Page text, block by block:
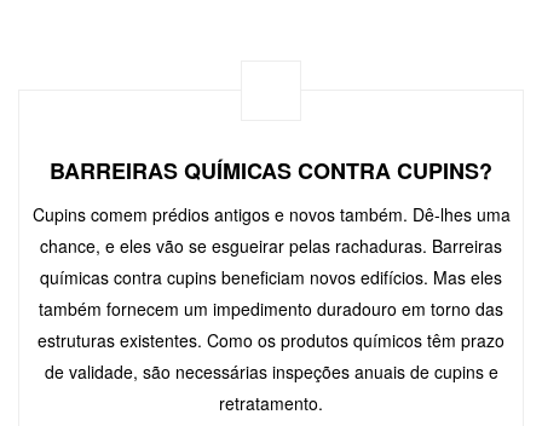
BARREIRAS QUÍMICAS CONTRA CUPINS?
Cupins comem prédios antigos e novos também. Dê-lhes uma
chance, e eles vão se esgueirar pelas rachaduras. Barreiras
químicas contra cupins beneficiam novos edifícios. Mas eles
também fornecem um impedimento duradouro em torno das
estruturas existentes. Como os produtos químicos têm prazo
de validade, são necessárias inspeções anuais de cupins e
retratamento.